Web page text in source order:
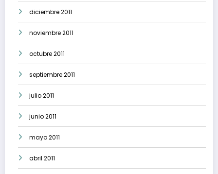
diciembre 2011
noviembre 2011
octubre 2011
septiembre 2011
julio 2011
junio 2011
mayo 2011
abril 2011